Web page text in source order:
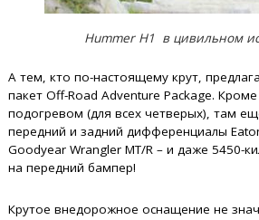
Hummer H1 в цивильном
А тем, кто по-настоящему крут,
пакет Off-Road Adventure Package.
подогревом (для всех четверых), там
передний и задний дифференциалы
Goodyear Wrangler MT/R – и даже 5450-
на передний бампер!
Крутое внедорожное оснащение не